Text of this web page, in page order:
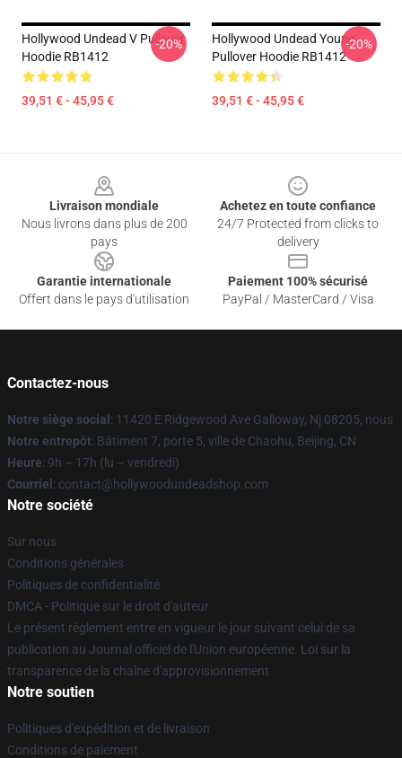
Hollywood Undead V Pullover
Hoodie RB1412
39,51 € - 45,95 €
-20%
Hollywood Undead Young
Pullover Hoodie RB1412
39,51 € - 45,95 €
-20%
Livraison mondiale
Nous livrons dans plus de 200
pays
Achetez en toute confiance
24/7 Protected from clicks to
delivery
Garantie internationale
Offert dans le pays d'utilisation
Paiement 100% sécurisé
PayPal / MasterCard / Visa
Contactez-nous
Notre siège social : 11420 E Ridgewood Ave Galloway, Nj 08205, nous
Notre entrepôt: Bâtiment 7, porte 5, ville de Chaohu, Beijing, CN
Heure: 9h – 17h (lu – vendredi)
Courriel : contact@hollywoodundeadshop.com
Notre société
Sur nous
Conditions générales
Politiques de confidentialité
DMCA - Politique sur le droit d'auteur
Le présent règlement entre en vigueur le jour suivant celui de sa
publication au Journal officiel de l'Union européenne. Loi sur la
transparence de la chaîne d'approvisionnement
Notre soutien
Politiques d'expédition et de livraison
Conditions de paiement